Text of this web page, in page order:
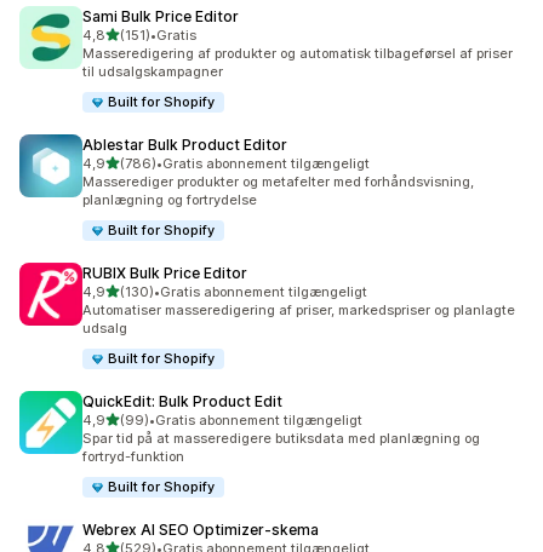
Sami Bulk Price Editor
4,8ud af 5 stjerner
(151)
151 anmeldelser i alt
•Gratis
Masseredigering af produkter og automatisk tilbageførsel af priser
til udsalgskampagner
Built for Shopify
Ablestar Bulk Product Editor
4,9ud af 5 stjerner
(786)
786 anmeldelser i alt
•Gratis abonnement tilgængeligt
Masserediger produkter og metafelter med forhåndsvisning,
planlægning og fortrydelse
Built for Shopify
RUBIX Bulk Price Editor
4,9ud af 5 stjerner
(130)
130 anmeldelser i alt
•Gratis abonnement tilgængeligt
Automatiser masseredigering af priser, markedspriser og planlagte
udsalg
Built for Shopify
QuickEdit: Bulk Product Edit
4,9ud af 5 stjerner
(99)
99 anmeldelser i alt
•Gratis abonnement tilgængeligt
Spar tid på at masseredigere butiksdata med planlægning og
fortryd-funktion
Built for Shopify
Webrex AI SEO Optimizer‑skema
4,8ud af 5 stjerner
(529)•Gratis abonnement tilgængeligt